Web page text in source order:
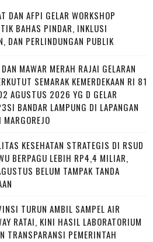
DAN AFPI GELAR WORKSHOP
BAHAS PINDAR, INKLUSI
DAN PERLINDUNGAN PUBLIK
MAWAR MERAH RAJAI GELARAN
SEMARAK KEMERDEKAAN RI 81
AGUSTUS 2026 YG D GELAR
BANDAR LAMPUNG DI LAPANGAN
KESEHATAN STRATEGIS DI RSUD
BERPAGU LEBIH RP4,4 MILIAR,
BELUM TAMPAK TANDA
TURUN AMBIL SAMPEL AIR
RATAI, KINI HASIL LABORATORIUM
TRANSPARANSI PEMERINTAH